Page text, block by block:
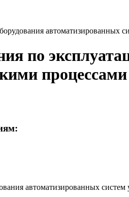
по
автоматизированных